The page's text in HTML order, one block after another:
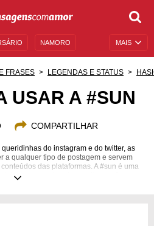
MAIS
NAMORO
FRASES LEGENDAS E STATUS
USAR A #SUN
COMPARTILHAR
do instagram e do twitter, as
a qualquer tipo de postagem e servem
das plataformas. A #sun é uma
e promete bombar muitos perfis no
de verão, não se esqueça de colocar a